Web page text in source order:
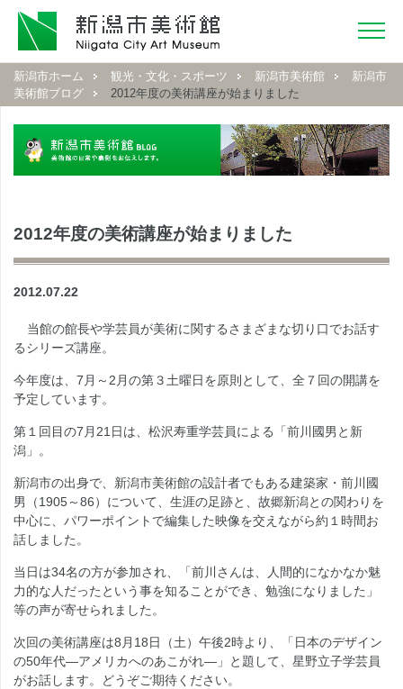
新潟市ホーム 観光・文化・スポーツ 新潟市美術館
新潟市
美術館ブログ
2012年度の美術講座が始まりました
2012年度の美術講座が始まりました
2012.07.22
当館の館長や学芸員が美術に関するさまざまな切り口でお話す
るシリーズ講座。
今年度は、7月～2月の第３土曜日を原則として、全７回の開講を
予定しています。
第１回目の7月21日は、松沢寿重学芸員による「前川國男と新
潟」。
新潟市の出身で、新潟市美術館の設計者でもある建築家・前川國
男（1905～86）について、生涯の足跡と、故郷新潟との関わりを
中心に、パワーポイントで編集した映像を交えながら約１時間お
話しました。
当日は34名の方が参加され、「前川さんは、人間的になかなか魅
力的な人だったという事を知ることができ、勉強になりました」
等の声が寄せられました。
次回の美術講座は8月18日（土）午後2時より、「日本のデザイン
の50年代―アメリカへのあこがれ―」と題して、星野立子学芸員
がお話します。どうぞご期待ください。